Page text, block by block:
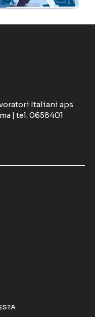
Italiani aps
| tel. 0658401